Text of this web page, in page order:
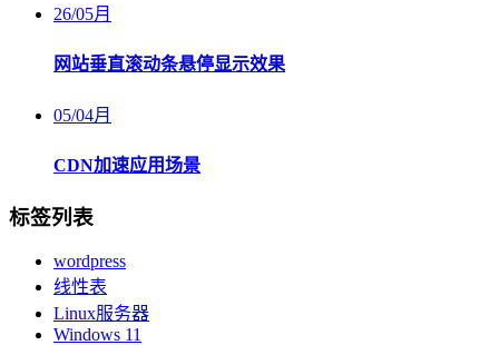
26/05月
网站垂直滚动条悬停显示效果
05/04月
CDN加速应用场景
标签列表
wordpress
线性表
Linux服务器
Windows 11